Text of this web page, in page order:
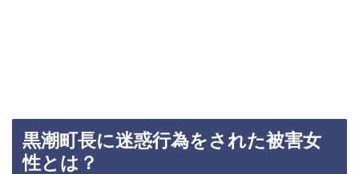
黒潮町長に迷惑行為をされた被害女
性とは？